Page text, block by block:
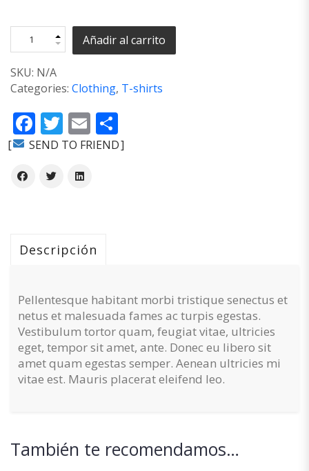
Añadir al carrito
SKU: N/A
Categories: Clothing, T-shirts
Facebook
Twitter
Email
SEND TO FRIEND
Descripción
Pellentesque habitant morbi tristique senectus et
netus et malesuada fames ac turpis egestas.
Vestibulum tortor quam, feugiat vitae, ultricies
eget, tempor sit amet, ante. Donec eu libero sit
amet quam egestas semper. Aenean ultricies mi
vitae est. Mauris placerat eleifend leo.
También te recomendamos…